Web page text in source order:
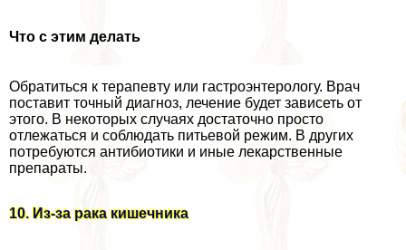
Что с этим делать
Обратиться к терапевту или гастроэнтерологу. Врач
поставит точный диагноз, лечение будет зависеть от
этого. В некоторых случаях достаточно просто
отлежаться и соблюдать питьевой режим. В других
потребуются антибиотики и иные лекарственные
препараты.
10. Из-за paка кишечника